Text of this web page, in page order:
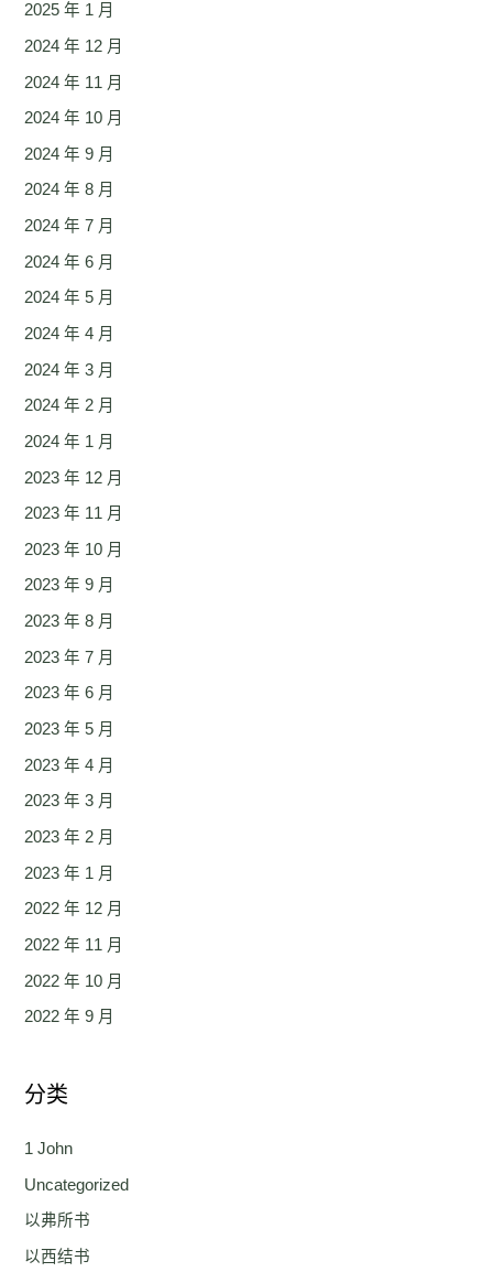
2025 年 1 月
2024 年 12 月
2024 年 11 月
2024 年 10 月
2024 年 9 月
2024 年 8 月
2024 年 7 月
2024 年 6 月
2024 年 5 月
2024 年 4 月
2024 年 3 月
2024 年 2 月
2024 年 1 月
2023 年 12 月
2023 年 11 月
2023 年 10 月
2023 年 9 月
2023 年 8 月
2023 年 7 月
2023 年 6 月
2023 年 5 月
2023 年 4 月
2023 年 3 月
2023 年 2 月
2023 年 1 月
2022 年 12 月
2022 年 11 月
2022 年 10 月
2022 年 9 月
分类
1 John
Uncategorized
以弗所书
以西结书